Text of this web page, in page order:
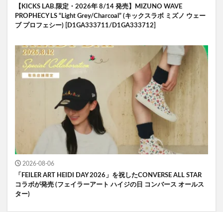
【KICKS LAB.限定・2026年 8/14 発売】MIZUNO WAVE
PROPHECY LS “Light Grey/Charcoal” (キックスラボ ミズノ ウェー
ブ プロフェシー) [D1GA333711/D1GA333712]
2026-08-06
「FEILER ART HEIDI DAY 2026」を祝したCONVERSE ALL STAR
コラボが発売 (フェイラーアート ハイジの日 コンバース オールス
ター)